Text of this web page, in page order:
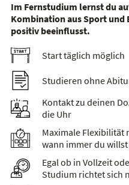
Im Fernstudium lernst du
Kombination aus Sport und
positiv beeinflusst.
Start täglich möglich
Studieren ohne
Kontakt zu deinen
die Uhr
Maximale Flexibilität
wann immer du willst
Egal ob in Vollzeit
Studium richtet sich